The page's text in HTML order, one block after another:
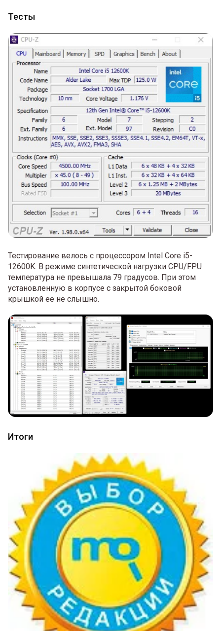
Тесты
Тестирование велось с процессором Intel Core i5-
12600K. В режиме синтетической нагрузки CPU/FPU
температура не превышала 79 градусов. При этом
установленную в корпусе с закрытой боковой
крышкой ее не слышно.
Итоги